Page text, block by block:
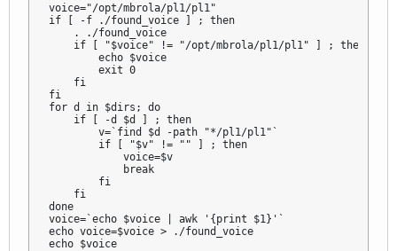
voice="/opt/mbrola/pl1/pl1"
if [ -f ./found_voice ] ; then
    . ./found_voice
    if [ "$voice" != "/opt/mbrola/pl1/pl1" ] ; then
        echo $voice
        exit 0
    fi
fi
for d in $dirs; do
    if [ -d $d ] ; then
        v=`find $d -path "*/pl1/pl1"`
        if [ "$v" != "" ] ; then
            voice=$v
            break
        fi
    fi
done
voice=`echo $voice | awk '{print $1}'`
echo voice=$voice > ./found_voice
echo $voice